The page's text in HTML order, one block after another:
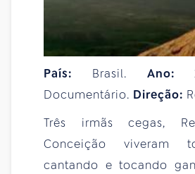
País: Brasil. Ano:
Documentário. Direção:
Três irmãs cegas,
Conceição viveram
cantando e tocando